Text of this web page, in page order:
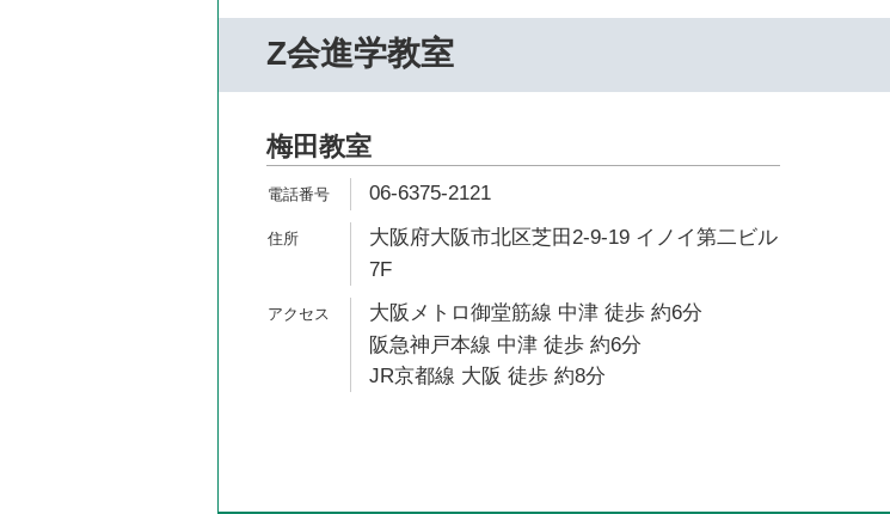
Z会進学教室
梅田教室
06-6375-2121
大阪府大阪市北区芝田2-9-19 イノイ第二ビル
7F
大阪メトロ御堂筋線 中津 徒歩 約6分
阪急神戸本線 中津 徒歩 約6分
JR京都線 大阪 徒歩 約8分